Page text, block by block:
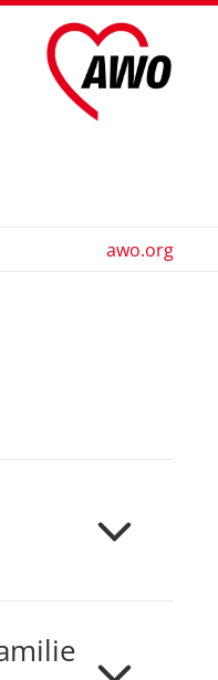
awo.org